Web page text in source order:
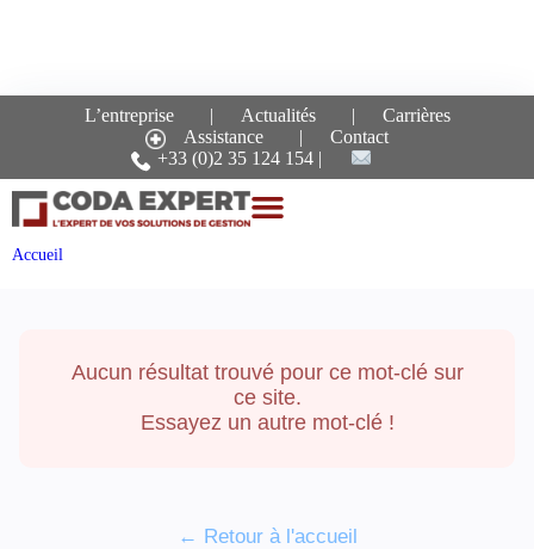
L’entreprise Actualités
Carrières
Assistance
Contact
+33 (0)2 35 124 154
Accueil
Recherche pour le mot-
clé : donnees-
Aucun résultat trouvé pour ce mot-clé sur
ce site.
Essayez un autre mot-clé !
← Retour à l'accueil